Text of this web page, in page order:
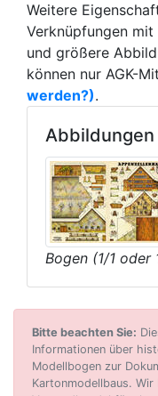
Weitere
Verknüpfungen
und größere
können nur AGK-
werden?).
Abbildungen
Bogen (1/1 oder
Bitte beachten Sie:
Informationen über
Modellbogen zur
Kartonmodellbaus.